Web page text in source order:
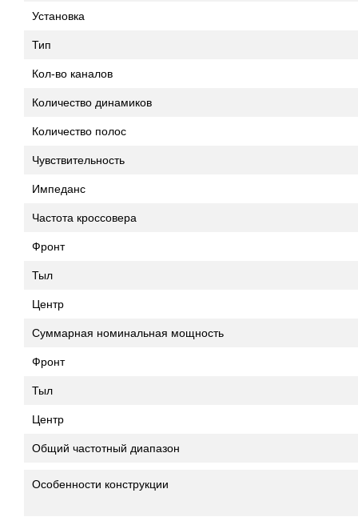
Установка
Тип
Кол-во каналов
Количество динамиков
Количество полос
Чувствительность
Импеданс
Частота кроссовера
Фронт
Тыл
Центр
Суммарная номинальная мощность
Фронт
Тыл
Центр
Общий частотный диапазон
Особенности конструкции